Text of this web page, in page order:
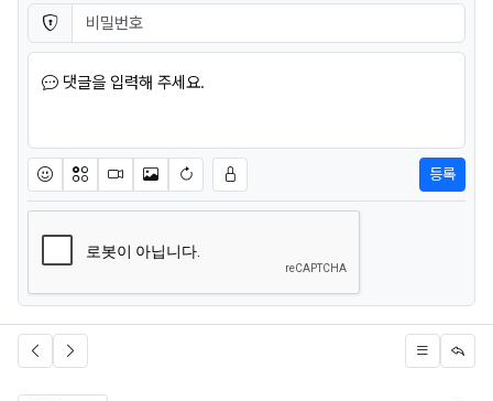
비밀번호 필수
댓글을 입력해 주세요.
이모티콘아이콘동영상이미지새댓글 작성
등록